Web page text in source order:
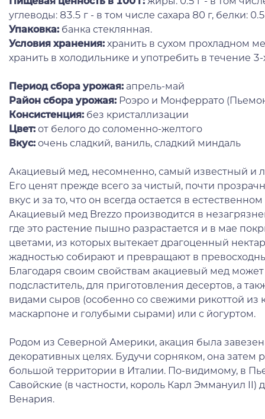
углеводы: 83.5 г - в том числе сахара 80 г, белки:
Упаковка: банка стеклянная.
Условия хранения: хранить в сухом прохладном
хранить в холодильнике и употребить в течение 3-
Период сбора урожая: апрель-май
Район сбора урожая: Роэро и Монферрато
Консистенция: без кристаллизации
Цвет: от белого до соломенно-желтого
Вкус: очень сладкий, ваниль, сладкий миндаль
Акациевый мед, несомненно, самый известный и
Его ценят прежде всего за чистый, почти
вкус и за то, что он всегда остается в
Акациевый мед Brezzo производится в
где это растение пышно разрастается и в мае
цветами, из которых вытекает драгоценный
жадностью собирают и превращают в
Благодаря своим свойствам акациевый мед
подсластитель, для приготовления десертов, а
видами сыров (особенно со свежими рикоттой из
маскарпоне и голубыми сырами) или с йогуртом.
Родом из Северной Америки, акация была
декоративных целях. Будучи сорняком, она затем
большой территории в Италии. По-видимому, в
Савойские (в частности, король Карл Эммануил
Венария.